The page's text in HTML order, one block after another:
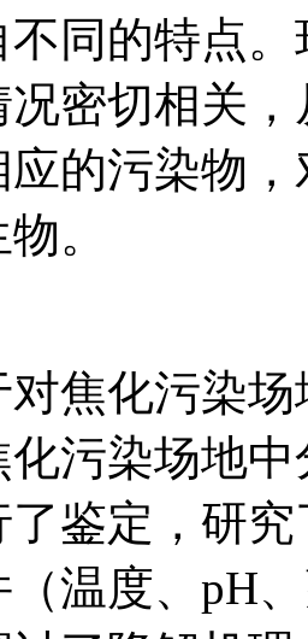
同的特点
况密切相关
的污染物
。
焦化污染
污染场地
鉴定，研
（温度、pH